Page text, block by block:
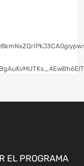
EL PROGRAMA